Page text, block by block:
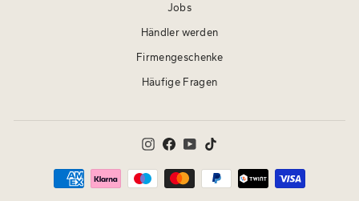
Jobs
Händler werden
Firmengeschenke
Häufige Fragen
InstagramFacebook
YouTube